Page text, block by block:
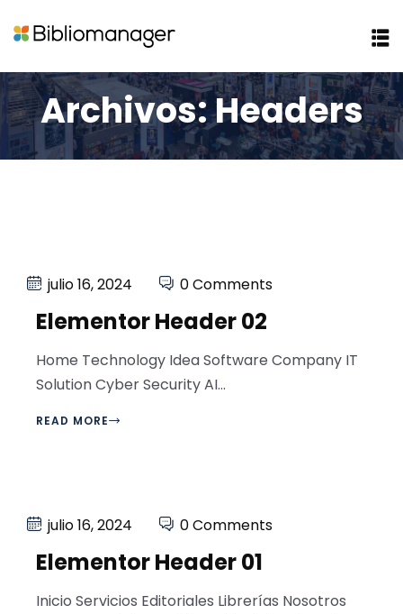
Archivos:Headers
julio 16, 2024 0 Comments
Elementor Header 02
Home Technology Idea Software Company IT
Solution Cyber Security AI...
READ MORE
julio 16, 2024 0 Comments
Elementor Header 01
Inicio Servicios Editoriales Librerías Nosotros